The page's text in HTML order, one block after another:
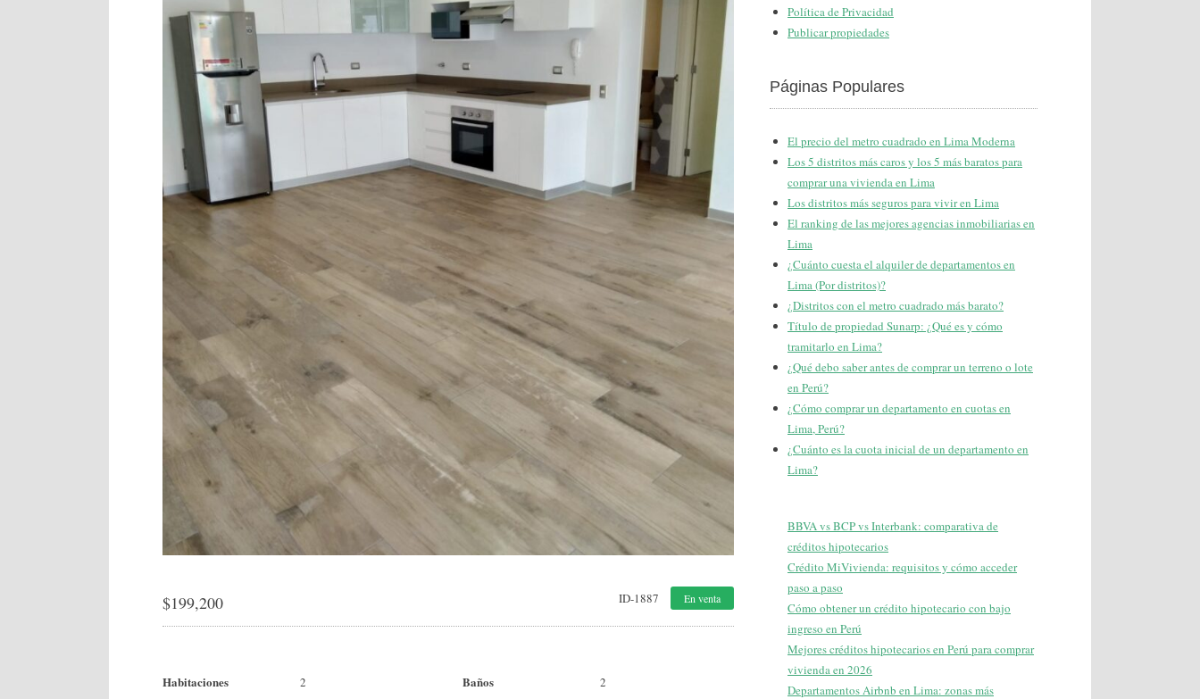
$199,200 ID-1887 En venta
Habitaciones 2 Baños 2
Política de Privacidad
Publicar propiedades
Páginas Populares
El precio del metro cuadrado en Lima Moderna
Los 5 distritos más caros y los 5 más baratos para
comprar una vivienda en Lima
Los distritos más seguros para vivir en Lima
El ranking de las mejores agencias inmobiliarias en
Lima
¿Cuánto cuesta el alquiler de departamentos en
Lima (Por distritos)?
¿Distritos con el metro cuadrado más barato?
Título de propiedad Sunarp: ¿Qué es y cómo
tramitarlo en Lima?
¿Qué debo saber antes de comprar un terreno o lote
en Perú?
¿Cómo comprar un departamento en cuotas en
Lima, Perú?
¿Cuánto es la cuota inicial de un departamento en
Lima?
BBVA vs BCP vs Interbank: comparativa de
créditos hipotecarios
Crédito MiVivienda: requisitos y cómo acceder
paso a paso
Cómo obtener un crédito hipotecario con bajo
ingreso en Perú
Mejores créditos hipotecarios en Perú para comprar
vivienda en 2026
Departamentos Airbnb en Lima: zonas más